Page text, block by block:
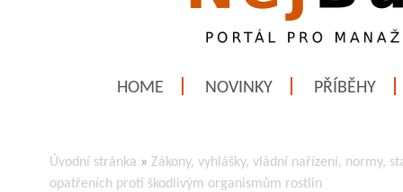
HOME NOVINKY PŘÍBĚHY
Úvodní stránka » Zákony, vyhlášky, vládní nařízení, normy,
opatřeních proti škodlivým organismům rostlin